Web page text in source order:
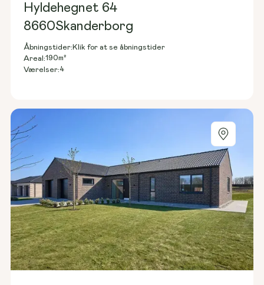
Hyldehegnet 64
8660Skanderborg
Åbningstider: Klik for at se åbningstider
Areal:190m²
Værelser:4